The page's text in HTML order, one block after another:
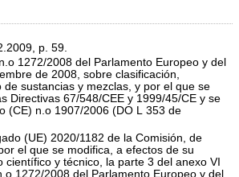
p. 59
o 1272/2008 del Parlamento Europeo y del
de 2008, sobre clasificación,
sustancias y mezclas, y por el que se
Directivas 67/548/CEE y 1999/45/CE y se
(CE) n.o 1907/2006 (DO L 353 de
(UE) 2020/1182 de la Comisión, de
el que se modifica, a efectos de su
científico y técnico, la parte 3 del anexo VI
o 1272/2008 del Parlamento Europeo y del